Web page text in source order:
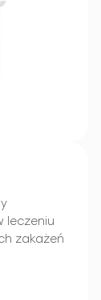
leczeniu
zakażeń